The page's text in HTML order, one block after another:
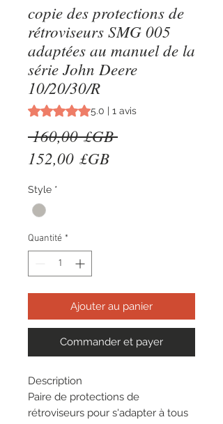
copie des protections de
rétroviseurs SMG 005
adaptées au manuel de la
série John Deere
10/20/30/R
La note est de 5.0 sur cinq étoiles selon
5.0 | 1 avis
160,00 £GB Prix
152,00 £GBPrix
Style *
Quantité *
Ajouter au panier
Commander et payer
Description
Paire de protections de
rétroviseurs pour s'adapter à tous